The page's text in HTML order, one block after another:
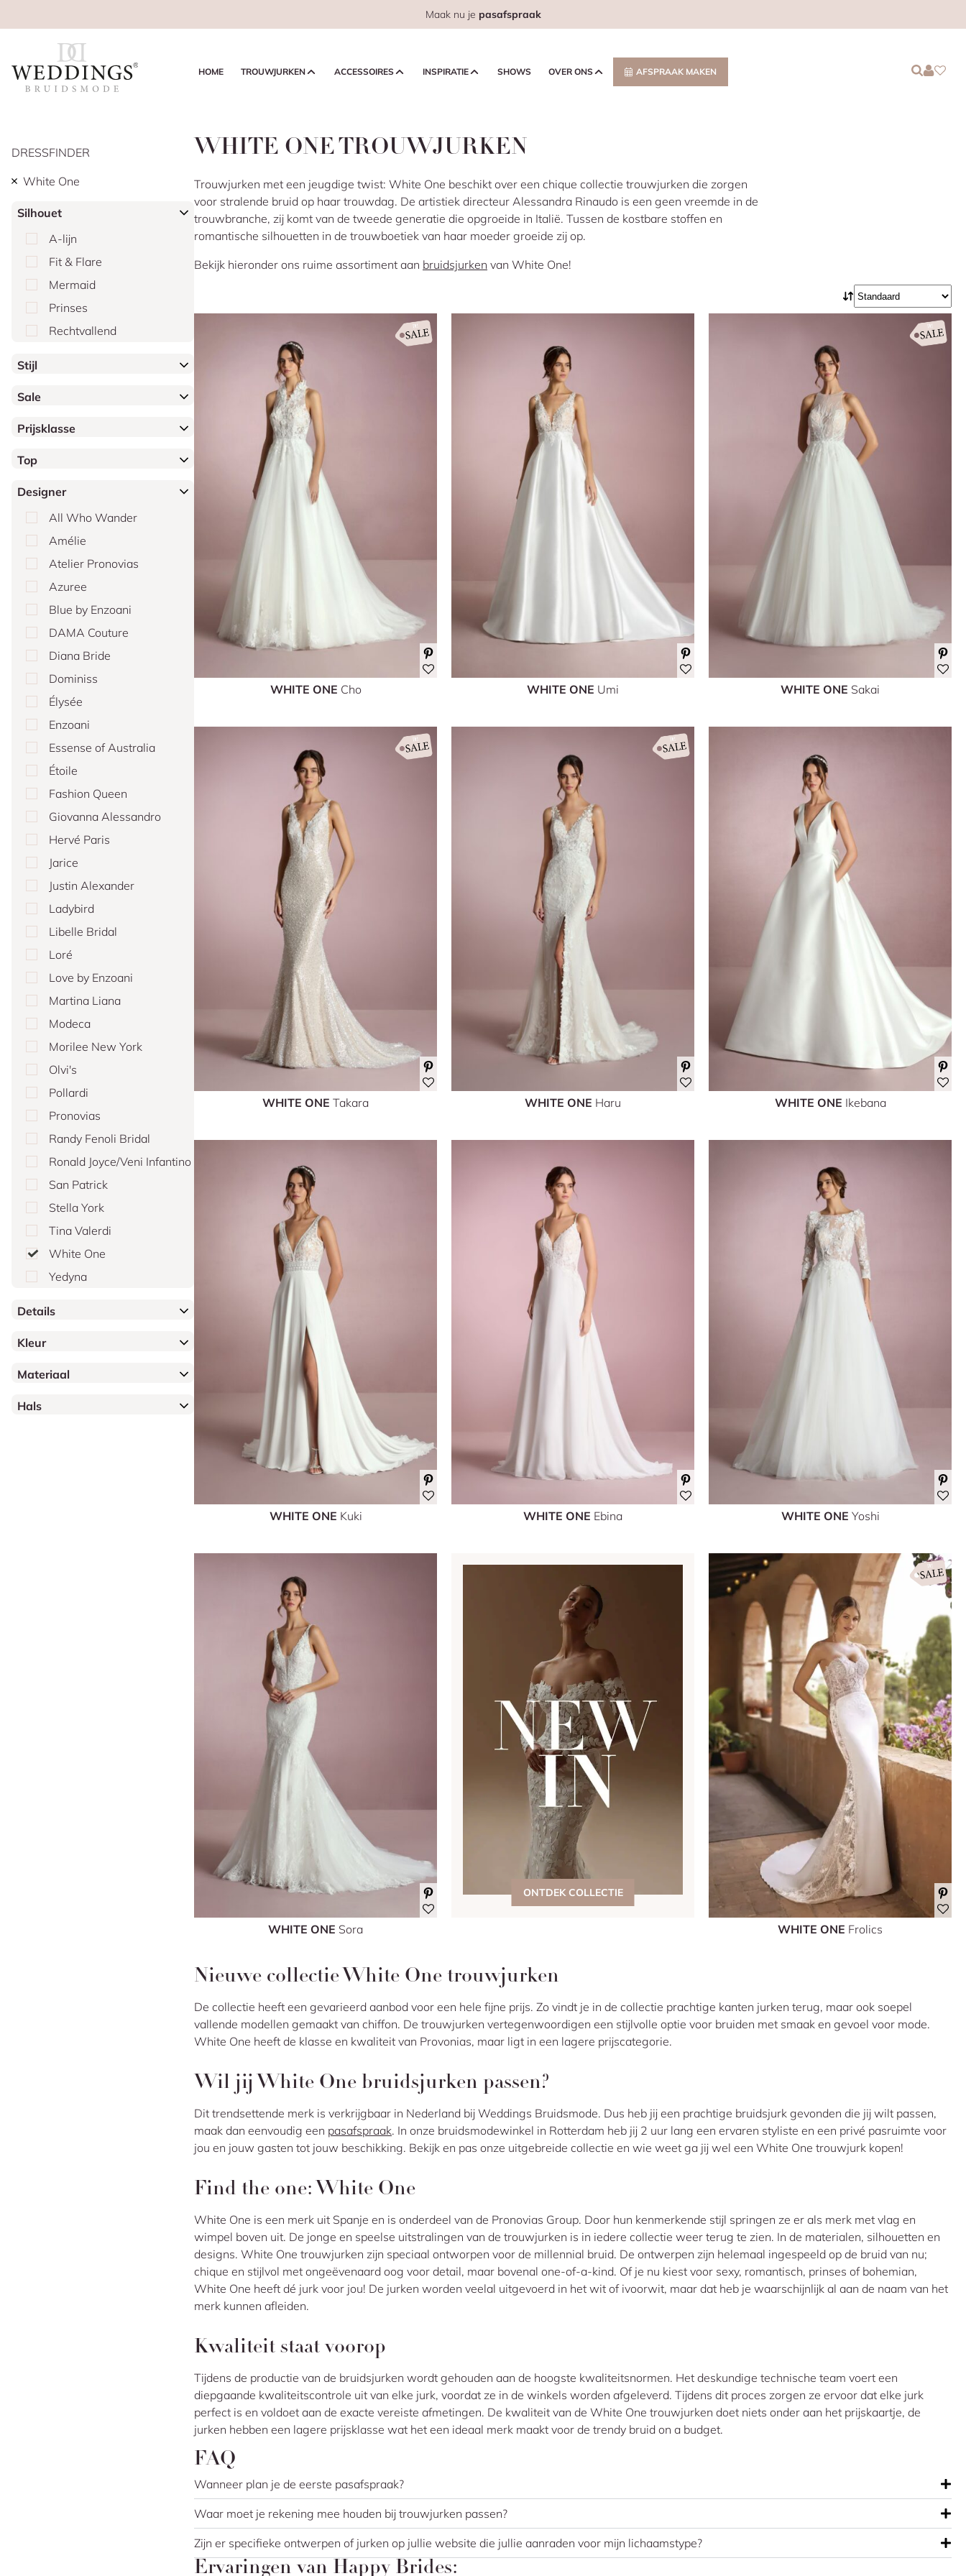
Maak nu je pasafspraak
HOME TROUWJURKEN ACCESSOIRES INSPIRATIE SHOWS OVER ONS AFSPRAAK MAKEN Login
Login
DRESSFINDER
White One
Silhouet
A-lijn
Fit & Flare
Mermaid
Prinses
Rechtvallend
Stijl
Sale
Prijsklasse
Top
Designer
All Who Wander
Amélie
Atelier Pronovias
Azuree
Blue by Enzoani
DAMA Couture
Diana Bride
Dominiss
Élysée
Enzoani
Essense of Australia
Étoile
Fashion Queen
Giovanna Alessandro
Hervé Paris
Jarice
Justin Alexander
Ladybird
Libelle Bridal
Loré
Love by Enzoani
Martina Liana
Modeca
Morilee New York
Olvi's
Pollardi
Pronovias
Randy Fenoli Bridal
Ronald Joyce/Veni Infantino
San Patrick
Stella York
Tina Valerdi
White One
Yedyna
Details
Kleur
Materiaal
Hals
WHITE ONE TROUWJURKEN
Trouwjurken met een jeugdige twist: White One beschikt over een chique collectie trouwjurken die zorgen
voor stralende bruid op haar trouwdag. De artistiek directeur Alessandra Rinaudo is een geen vreemde in de
trouwbranche, zij komt van de tweede generatie die opgroeide in Italië. Tussen de kostbare stoffen en
romantische silhouetten in de trouwboetiek van haar moeder groeide zij op.
Bekijk hieronder ons ruime assortiment aan bruidsjurken van White One!
Nieuwe collectie White One trouwjurken
De collectie heeft een gevarieerd aanbod voor een hele fijne prijs. Zo vindt je in de collectie prachtige kanten jurken terug, maar ook soepel
vallende modellen gemaakt van chiffon. De trouwjurken vertegenwoordigen een stijlvolle optie voor bruiden met smaak en gevoel voor mode.
White One heeft de klasse en kwaliteit van Provonias, maar ligt in een lagere prijscategorie.
Wil jij White One bruidsjurken passen?
Dit trendsettende merk is verkrijgbaar in Nederland bij Weddings Bruidsmode. Dus heb jij een prachtige bruidsjurk gevonden die jij wilt passen,
maak dan eenvoudig een pasafspraak. In onze bruidsmodewinkel in Rotterdam heb jij 2 uur lang een ervaren styliste en een privé pasruimte voor
jou en jouw gasten tot jouw beschikking. Bekijk en pas onze uitgebreide collectie en wie weet ga jij wel een White One trouwjurk kopen!
Find the one: White One
White One is een merk uit Spanje en is onderdeel van de Pronovias Group. Door hun kenmerkende stijl springen ze er als merk met vlag en
wimpel boven uit. De jonge en speelse uitstralingen van de trouwjurken is in iedere collectie weer terug te zien. In de materialen, silhouetten en
designs. White One trouwjurken zijn speciaal ontworpen voor de millennial bruid. De ontwerpen zijn helemaal ingespeeld op de bruid van nu;
chique en stijlvol met ongeëvenaard oog voor detail, maar bovenal one-of-a-kind. Of je nu kiest voor sexy, romantisch, prinses of bohemian,
White One heeft dé jurk voor jou! De jurken worden veelal uitgevoerd in het wit of ivoorwit, maar dat heb je waarschijnlijk al aan de naam van het
merk kunnen afleiden.
Kwaliteit staat voorop
Tijdens de productie van de bruidsjurken wordt gehouden aan de hoogste kwaliteitsnormen. Het deskundige technische team voert een
diepgaande kwaliteitscontrole uit van elke jurk, voordat ze in de winkels worden afgeleverd. Tijdens dit proces zorgen ze ervoor dat elke jurk
perfect is en voldoet aan de exacte vereiste afmetingen. De kwaliteit van de White One trouwjurken doet niets onder aan het prijskaartje, de
jurken hebben een lagere prijsklasse wat het een ideaal merk maakt voor de trendy bruid on a budget.
FAQ
Wanneer plan je de eerste pasafspraak?
Waar moet je rekening mee houden bij trouwjurken passen?
Zijn er specifieke ontwerpen of jurken op jullie website die jullie aanraden voor mijn lichaamstype?
Ervaringen van Happy Brides:
WHITE ONE Cho WHITE ONE Umi WHITE ONE Sakai
WHITE ONE Takara WHITE ONE Haru WHITE ONE Ikebana
WHITE ONE Kuki WHITE ONE Ebina WHITE ONE Yoshi
WHITE ONE Sora
ONTDEK COLLECTIE
WHITE ONE Frolics